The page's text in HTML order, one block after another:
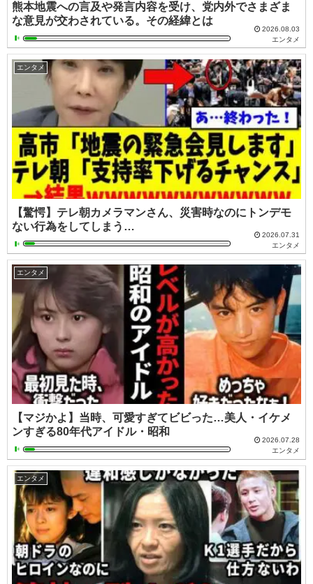
熊本地震への言及や発言内容を受け、党内外でさまざま
な意見が交わされている。その経緯とは
2026.08.03
エンタメ
エンタメ
【驚愕】テレ朝カメラマンさん、災害時なのにトンデモ
ない行為をしてしまう…
2026.07.31
エンタメ
エンタメ
【マジかよ】当時、可愛すぎてビビった…美人・イケメ
ンすぎる80年代アイドル・昭和
2026.07.28
エンタメ
エンタメ